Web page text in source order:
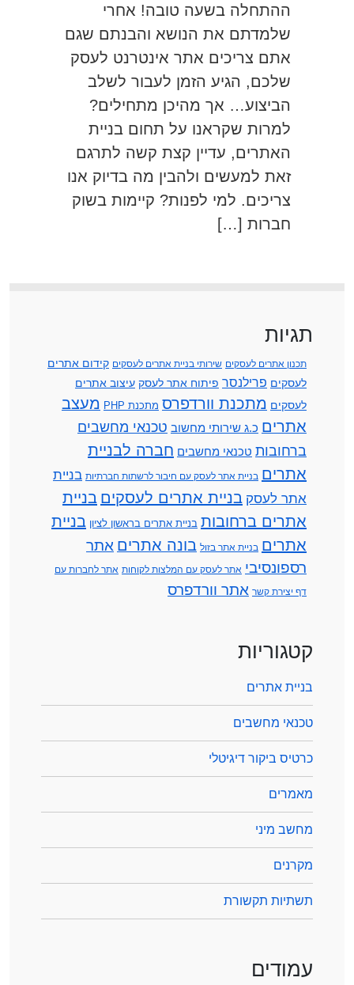
ההתחלה בשעה טובה! אחרי
שלמדתם את הנושא והבנתם שגם
אתם צריכים אתר אינטרנט לעסק
שלכם, הגיע הזמן לעבור לשלב
הביצוע… אך מהיכן מתחילים?
למרות שקראנו על תחום בניית
האתרים, עדיין קצת קשה לתרגם
זאת למעשים ולהבין מה בדיוק אנו
צריכים. למי לפנות? קיימות בשוק
חברות […]
תגיות
תכנון אתרים לעסקים שירותי בניית אתרים לעסקים קידום אתרים
לעסקים פרילנסר פיתוח אתר לעסק עיצוב אתרים
לעסקים מתכנת וורדפרס מתכנת PHP
מעצב
אתרים כ.ג שירותי מחשוב טכנאי מחשבים
ברחובות טכנאי מחשבים חברה לבניית
אתרים בניית אתר לעסק עם חיבור לרשתות חברתיות בניית
אתר לעסק בניית אתרים לעסקים בניית
אתרים ברחובות בניית אתרים בראשון לציון בניית
אתרים בניית אתר בזול בונה אתרים אתר
רספונסיבי אתר לעסק עם המלצות לקוחות אתר לחברות עם
דף יצירת קשר אתר וורדפרס
קטגוריות
בניית אתרים
טכנאי מחשבים
כרטיס ביקור דיגיטלי
מאמרים
מחשב מיני
מקרנים
תשתיות תקשורת
עמודים